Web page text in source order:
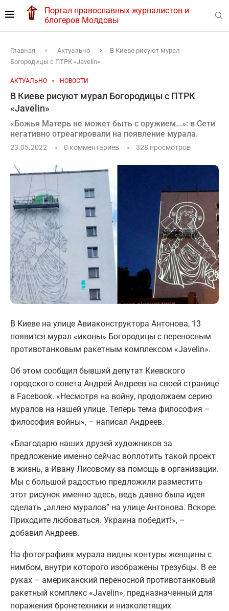
Портал православных журналистов и
блогеров Молдовы
Главная Актуально
В Киеве рисуют мурал
Богородицы с ПТРК «Javelin»
АКТУАЛЬНО НОВОСТИ
В Киеве рисуют мурал Богородицы с ПТРК
«Javelin»
«Божья Матерь не может быть с оружием...»: в Сети
негативно отреагировали на появление мурала.
23.05.2022 0 комментариев 328 просмотров
В Киеве на улице Авиаконструктора Антонова, 13
появится мурал «иконы» Богородицы с переносным
противотанковым ракетным комплексом «Javelin».
Об этом сообщил бывший депутат Киевского
городского совета Андрей Андреев на своей странице
в Facebook. «Несмотря на войну, продолжаем серию
муралов на нашей улице. Теперь тема философия –
философия войны», – написал Андреев.
«Благодарю наших друзей художников за
предложение именно сейчас воплотить такой проект
в жизнь, а Ивану Лисовому за помощь в организации.
Мы с большой радостью предложили разместить
этот рисунок именно здесь, ведь давно была идея
сделать „аллею муралов” на улице Антонова. Вскоре.
Приходите любоваться. Украина победит!», –
добавил Андреев.
На фотографиях мурала видны контуры женщины с
нимбом, внутри которого изображены трезубцы. В ее
руках – американский переносной противотанковый
ракетный комплекс «Javelin», предназначенный для
поражения бронетехники и низколетящих